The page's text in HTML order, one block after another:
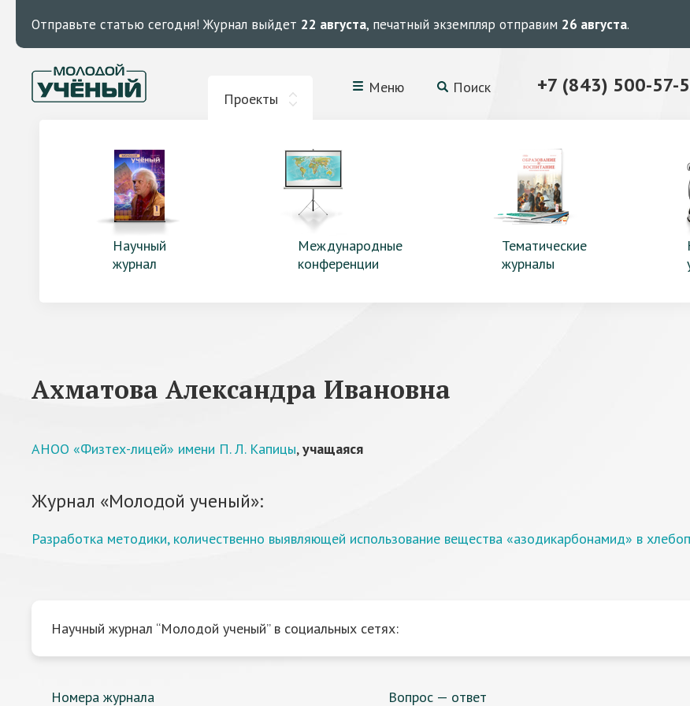
Отправьте статью сегодня! Журнал выйдет 22 августа, печатный экземпляр отправим 26 августа.
Проекты
Меню Поиск +7 (843) 500-57-
Научный
журнал
Международные
конференции
Тематические
журналы
Ахматова Александра Ивановна
АНОО «Физтех-лицей» имени П. Л. Капицы,учащаяся
Журнал «Молодой ученый»:
Разработка методики, количественно выявляющей использование вещества «азодикарбонамид» в
Научный журнал “Молодой ученый” в социальных сетях:
Номера журнала Вопрос — ответ